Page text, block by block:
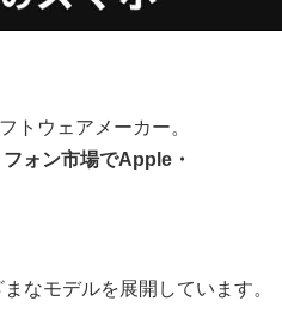
トウェアメーカー。
ォン市場でApple・
なモデルを展開しています。